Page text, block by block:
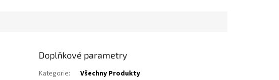
Doplňkové parametry
Kategorie:
Všechny Produkty